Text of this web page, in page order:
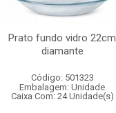
Prato fundo vidro 22cm
diamante
Código: 501323
Embalagem: Unidade
Caixa Com: 24 Unidade(s)